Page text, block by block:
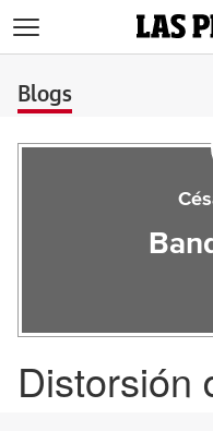
Blogs
Distorsión